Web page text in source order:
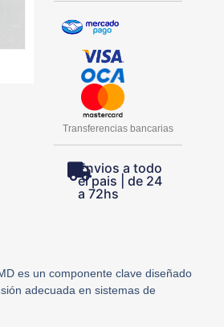
Transferencias bancarias
Envios a todo
el pais | de 24
a 72hs
es un componente clave diseñado
adecuada en sistemas de